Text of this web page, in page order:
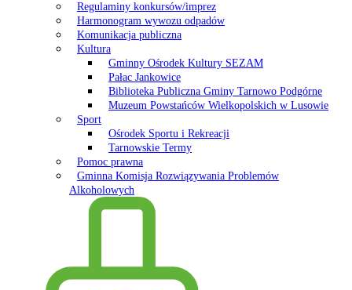
Regulaminy konkursów/imprez
Harmonogram wywozu odpadów
Komunikacja publiczna
Kultura
Gminny Ośrodek Kultury SEZAM
Pałac Jankowice
Biblioteka Publiczna Gminy Tarnowo Podgórne
Muzeum Powstańców Wielkopolskich w Lusowie
Sport
Ośrodek Sportu i Rekreacji
Tarnowskie Termy
Pomoc prawna
Gminna Komisja Rozwiązywania Problemów
Alkoholowych